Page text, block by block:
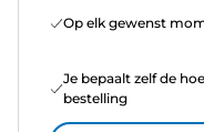
Op elk gewenst
Je bepaalt zelf de
bestelling